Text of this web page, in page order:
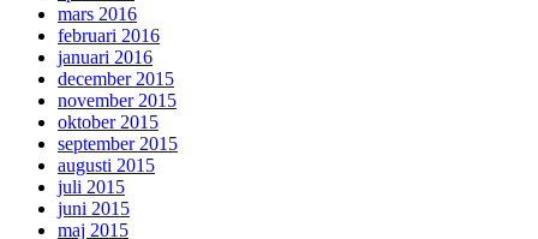
mars 2016
februari 2016
januari 2016
december 2015
november 2015
oktober 2015
september 2015
augusti 2015
juli 2015
juni 2015
maj 2015